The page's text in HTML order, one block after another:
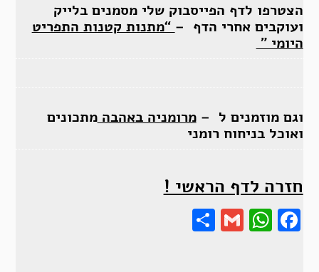
הצטרפו לדף הפייסבוק שלי מסמנים בלייק
ועוקבים אחרי הדף – “מתנות קטנות התפריט
היומי ”
וגם מוזמנים ל –מרומניה באהבהמתכונים
ואוכל בניחוח רומני
חזרה לדף הראשי !
Gmail
Share